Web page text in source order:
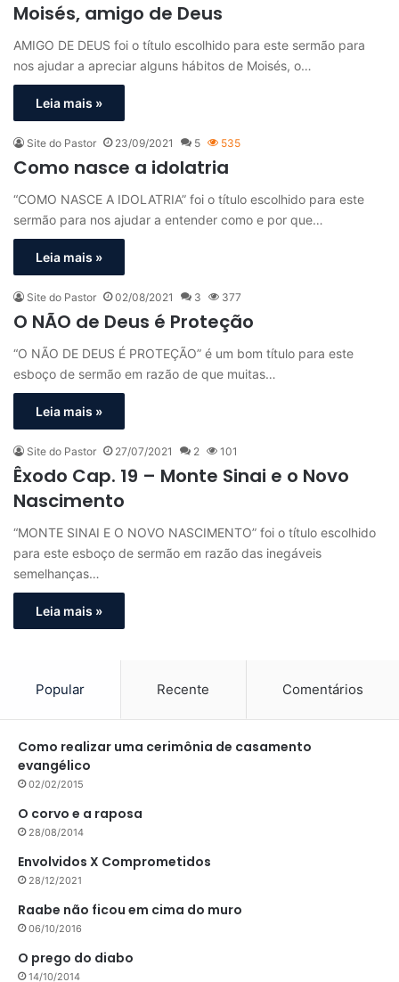
Moisés, amigo de Deus
AMIGO DE DEUS foi o título escolhido para este sermão para
nos ajudar a apreciar alguns hábitos de Moisés, o…
Leia mais »
Site do Pastor 23/09/2021 5 535
Como nasce a idolatria
“COMO NASCE A IDOLATRIA” foi o título escolhido para este
sermão para nos ajudar a entender como e por que…
Leia mais »
Site do Pastor 02/08/2021 3 377
O NÃO de Deus é Proteção
“O NÃO DE DEUS É PROTEÇÃO” é um bom título para este
esboço de sermão em razão de que muitas…
Leia mais »
Site do Pastor 27/07/2021 2 101
Êxodo Cap. 19 – Monte Sinai e o Novo
Nascimento
“MONTE SINAI E O NOVO NASCIMENTO” foi o título escolhido
para este esboço de sermão em razão das inegáveis
semelhanças…
Leia mais »
Popular Recente Comentários
Como realizar uma cerimônia de casamento
evangélico
02/02/2015
O corvo e a raposa
28/08/2014
Envolvidos X Comprometidos
28/12/2021
Raabe não ficou em cima do muro
06/10/2016
O prego do diabo
14/10/2014